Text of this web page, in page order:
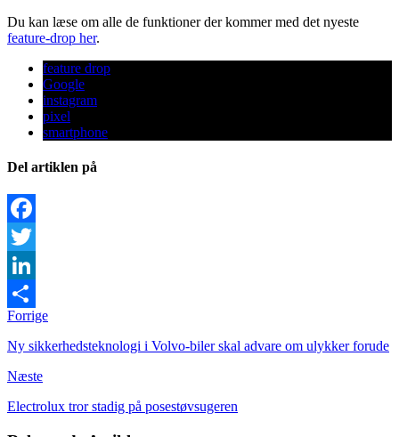
Du kan læse om alle de funktioner der kommer med det nyeste
feature-drop her.
feature drop
Google
instagram
pixel
smartphone
Del artiklen på
Facebook
Twitter
LinkedIn
Share
Forrige
Ny sikkerhedsteknologi i Volvo-biler skal advare om ulykker forude
Næste
Electrolux tror stadig på posestøvsugeren